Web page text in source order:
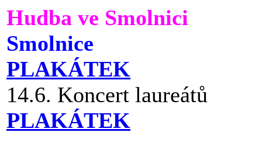
Hudba ve Smolnici
Smolnice
PLAKÁTEK
14.6. Koncert laureátů
PLAKÁTEK